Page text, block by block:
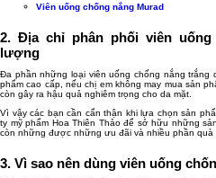
Viên uống chống nắng Murad
2. Địa chỉ phân phối viên uống
lượng
Đa phần những loại viên uống chống nắng trắng
phẩm cao cấp, nếu chị em không may mua sản
còn gây ra hậu quả nghiêm trọng cho da mặt.
Vì vậy các bạn cần cẩn thận khi lựa chọn sản
ty mỹ phẩm Hoa Thiên Thảo để sở hữu những
còn những được những ưu đãi và nhiều phần quà
3. Vì sao nên dùng viên uống